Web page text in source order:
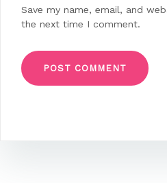
Save my name, email, and
the next time I comment.